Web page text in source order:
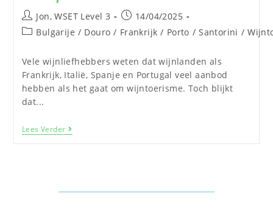
Jon, WSET Level 3
14/04/2025
Bulgarije / Douro / Frankrijk / Porto / Santorini /
Vele wijnliefhebbers weten dat wijnlanden als
Frankrijk, Italië, Spanje en Portugal veel aanbod
hebben als het gaat om wijntoerisme. Toch blijkt
dat...
Lees Verder